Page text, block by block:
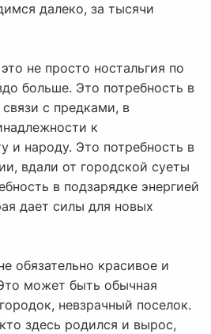
далеко, за тысячи
не просто ностальгия по
больше. Это потребность в
с предками, в
к
и народу. Это потребность в
вдали от городской суеты
в подзарядке энергией
дает силы для новых
обязательно красивое и
может быть обычная
невзрачный поселок.
здесь родился и вырос,